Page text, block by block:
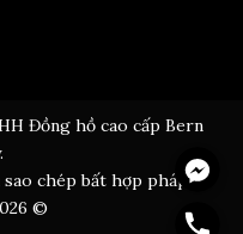
Đồng hồ cao cấp Bern
chép bất hợp pháp.
©